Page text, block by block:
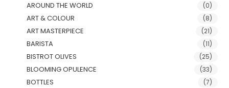
AROUND THE WORLD (0)
ART & COLOUR (8)
ART MASTERPIECE (21)
BARISTA (11)
BISTROT OLIVES (25)
BLOOMING OPULENCE (33)
BOTTLES (7)